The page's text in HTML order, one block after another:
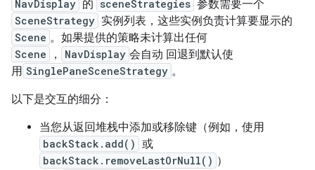
NavDisplay 的 sceneStrategies 参数需要一个
SceneStrategy 实例列表，这些实例负责计算要显示的
Scene 。如果提供的策略未计算出任何
Scene ， NavDisplay 会自动 回退到默认使
用 SinglePaneSceneStrategy 。
以下是交互的细分：
当您从返回堆栈中添加或移除键（例如，使用
backStack.add() 或
backStack.removeLastOrNull() ）